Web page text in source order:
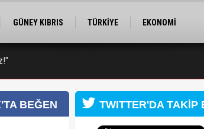
GÜNEY KIBRIS TÜRKİYE
EKONOMİ
BEĞEN TWITTER'DA TAKİP